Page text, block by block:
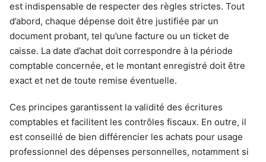
est indispensable de respecter des règles strictes. Tout
d’abord, chaque dépense doit être justifiée par un
document probant, tel qu’une facture ou un ticket de
caisse. La date d’achat doit correspondre à la période
comptable concernée, et le montant enregistré doit être
exact et net de toute remise éventuelle.
Ces principes garantissent la validité des écritures
comptables et facilitent les contrôles fiscaux. En outre, il
est conseillé de bien différencier les achats pour usage
professionnel des dépenses personnelles, notamment si